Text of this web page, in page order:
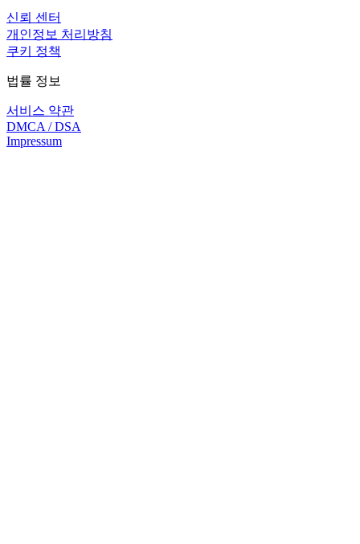
신뢰 센터
개인정보 처리방침
쿠키 정책
법률 정보
서비스 약관
DMCA / DSA
Impressum